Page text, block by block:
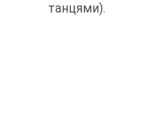
танцями).